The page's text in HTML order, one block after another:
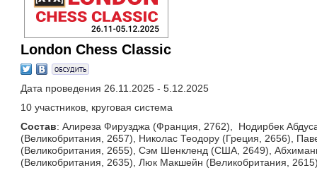
London Chess Classic
Дата проведения 26.11.2025 - 5.12.2025
10 участников, круговая система
Состав: Алиреза Фирузджа (Франция, 2762), Нодирбек
(Великобритания, 2657), Николас Теодору (Греция, 2656),
(Великобритания, 2655), Сэм Шенкленд (США, 2649),
(Великобритания, 2635), Люк Макшейн (Великобритания,